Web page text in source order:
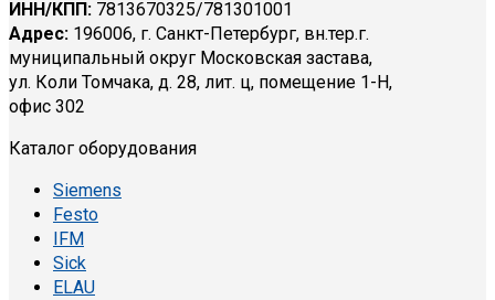
ИНН/КПП: 7813670325/781301001
Адрес: 196006, г. Санкт-Петербург, вн.тер.г.
муниципальный округ Московская застава,
ул. Коли Томчака, д. 28, лит. ц, помещение 1-Н,
офис 302
Каталог оборудования
Siemens
Festo
IFM
Sick
ELAU